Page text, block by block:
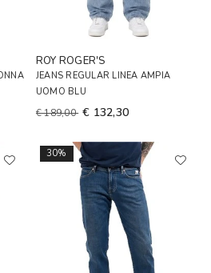
ROY ROGER'S
JEANS REGULAR LINEA AMPIA
UOMO BLU
€ 189,00 € 132,30
30%